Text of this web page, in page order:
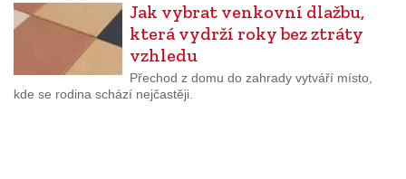
Jak vybrat venkovní dlažbu,
která vydrží roky bez ztráty
vzhledu
Přechod z domu do zahrady vytváří místo,
kde se rodina schází nejčastěji.